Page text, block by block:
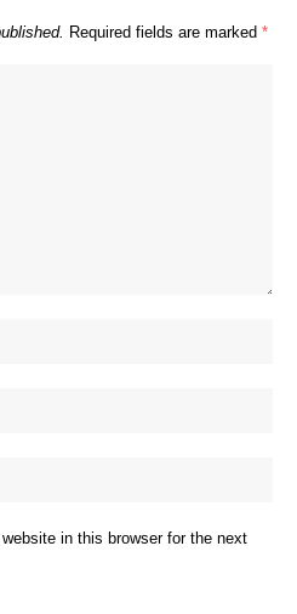
Required fields are marked *
in this browser for the next